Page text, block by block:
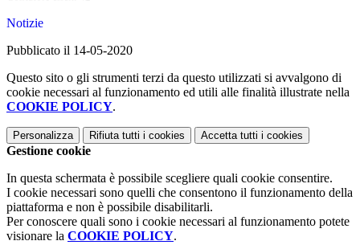
Notizie
Pubblicato il 14-05-2020
Questo sito o gli strumenti terzi da questo utilizzati si avvalgono di
cookie necessari al funzionamento ed utili alle finalità illustrate nella
COOKIE POLICY.
Personalizza Rifiuta tutti i cookies Accetta tutti i cookies
Gestione cookie
In questa schermata è possibile scegliere quali cookie consentire.
I cookie necessari sono quelli che consentono il funzionamento della
piattaforma e non è possibile disabilitarli.
Per conoscere quali sono i cookie necessari al funzionamento potete
visionare la COOKIE POLICY.